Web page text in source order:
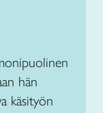
hän
käsityön